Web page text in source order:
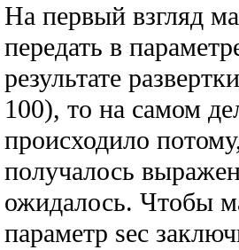
На первый взгляд
передать в
результате
100), то на самом
происходило
получалось
ожидалось. Чтобы
параметр sec